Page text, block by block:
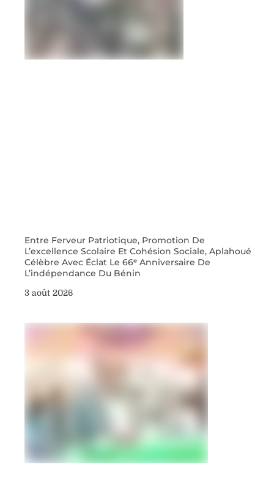
Entre Ferveur Patriotique, Promotion De
L’excellence Scolaire Et Cohésion Sociale, Aplahoué
Célèbre Avec Éclat Le 66ᵉ Anniversaire De
L’indépendance Du Bénin
3 août 2026